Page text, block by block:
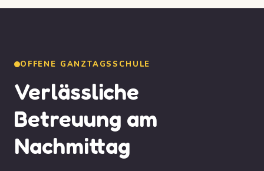
OFFENE GANZTAGSSCHULE
Verlässliche
Betreuung am
Nachmittag